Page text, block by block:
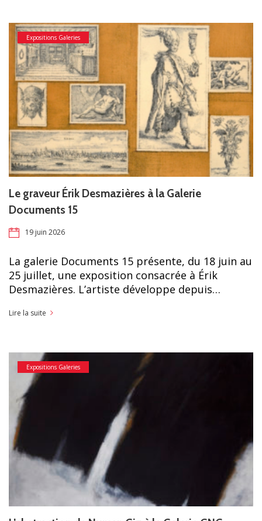
Expositions Galeries
Le graveur Érik Desmazières à la Galerie
Documents 15
19 juin 2026
La galerie Documents 15 présente, du 18 juin au
25 juillet, une exposition consacrée à Érik
Desmazières. L’artiste développe depuis…
Lire la suite
Expositions Galeries